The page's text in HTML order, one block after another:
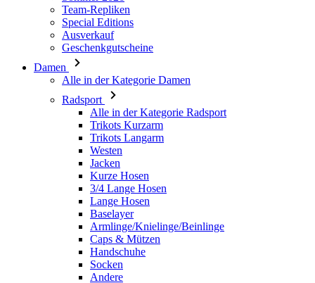
Damen
Alle in der Kategorie Damen
Radsport
Alle in der Kategorie Radsport
Trikots Langarm
Westen
Jacken
Kurze Hosen
3/4 Lange Hosen
Lange Hosen
Baselayer
Armlinge/Knielinge/Beinlinge
Caps & Mützen
Handschuhe
Socken
Andere
Freizeitbekleidung
Alle in der Kategorie Freizeitbekleidung
T-Shirts
Hoodie